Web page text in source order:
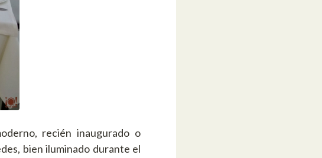
recién inaugurado o
bien iluminado durante el